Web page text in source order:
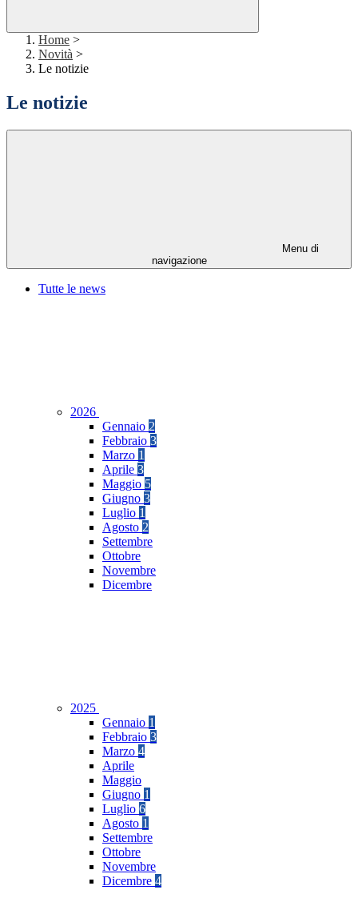
Home >
Novità >
Le notizie
Le notizie
Menu di
navigazione
Tutte le news
2026
Gennaio 2
Febbraio 3
Marzo 1
Aprile 3
Maggio 5
Giugno 3
Luglio 1
Agosto 2
Settembre
Ottobre
Novembre
Dicembre
2025
Gennaio 1
Febbraio 3
Marzo 4
Aprile
Maggio
Giugno 1
Luglio 6
Agosto 1
Settembre
Ottobre
Novembre
Dicembre 4